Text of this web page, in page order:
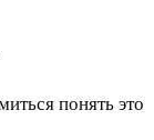
понять это